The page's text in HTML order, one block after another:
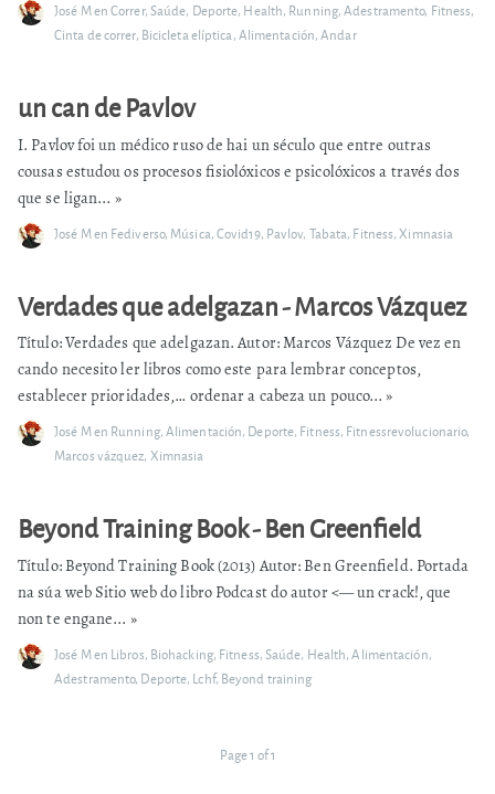
José MenCorrer,Saúde, Deporte, Health, Running,Adestramento, Fitness,
Cinta de correr, Bicicleta elíptica,Alimentación,Andar
un can de Pavlov
I. Pavlov foi un médico ruso de hai un século que entre outras
cousas estudou os procesos fisiolóxicos e psicolóxicos a través dos
que se ligan... »
José Men Fediverso, Música,Covid19, Pavlov, Tabata, Fitness,Ximnasia
Verdades que adelgazan - Marcos Vázquez
Título: Verdades que adelgazan. Autor: Marcos Vázquez De vez en
cando necesito ler libros como este para lembrar conceptos,
establecer prioridades,… ordenar a cabeza un pouco...»
José Men Running,Alimentación, Deporte, Fitness, Fitnessrevolucionario,
Marcos vázquez, Ximnasia
Beyond Training Book - Ben Greenfield
Título: Beyond Training Book (2013) Autor: Ben Greenfield. Portada
na súa web Sitio web do libro Podcast do autor <— un crack!, que
non te engane... »
José Men Libros, Biohacking, Fitness,Saúde, Health,Alimentación,
Adestramento, Deporte, Lchf, Beyond training
Page 1 of 1